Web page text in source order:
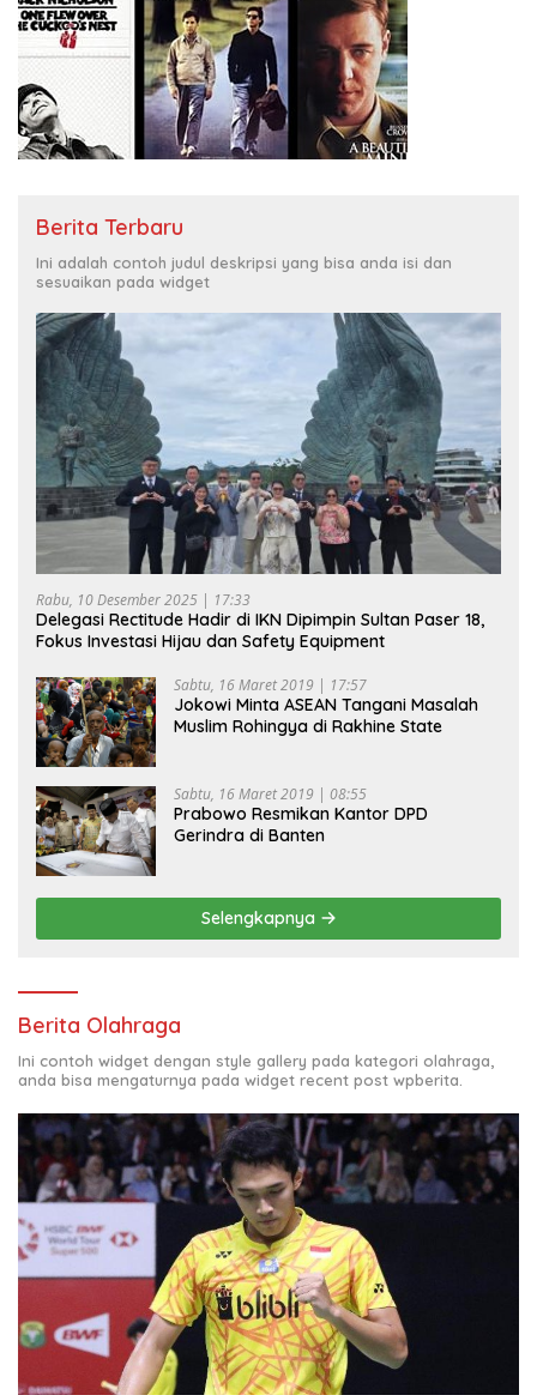
Berita Terbaru
Ini adalah contoh judul deskripsi yang bisa anda isi dan
sesuaikan pada widget
Rabu, 10 Desember 2025 | 17:33
Delegasi Rectitude Hadir di IKN Dipimpin Sultan Paser 18,
Fokus Investasi Hijau dan Safety Equipment
Sabtu, 16 Maret 2019 | 17:57
Jokowi Minta ASEAN Tangani Masalah
Muslim Rohingya di Rakhine State
Sabtu, 16 Maret 2019 | 08:55
Prabowo Resmikan Kantor DPD
Gerindra di Banten
Selengkapnya
Berita Olahraga
Ini contoh widget dengan style gallery pada kategori olahraga,
anda bisa mengaturnya pada widget recent post wpberita.